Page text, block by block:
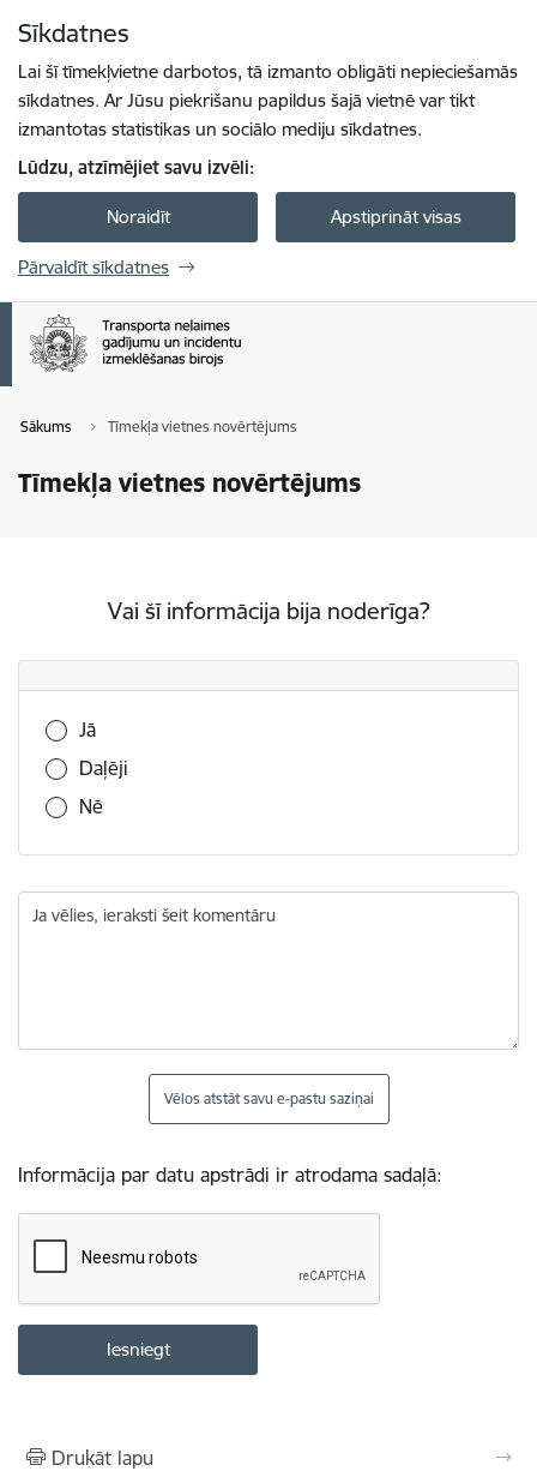
Sīkdatnes
Lai šī tīmekļvietne darbotos, tā izmanto obligāti nepieciešamās
sīkdatnes. Ar Jūsu piekrišanu papildus šajā vietnē var tikt
izmantotas statistikas un sociālo mediju sīkdatnes.
Lūdzu, atzīmējiet savu izvēli:
Noraidīt Apstiprināt visas
Pārvaldīt sīkdatnes
Sākums Tīmekļa vietnes novērtējums
Tīmekļa vietnes novērtējums
Vai šī informācija bija noderīga?
Vai šī informācija bija noderīga?
Jā
Daļēji
Nē
Ja vēlies, ieraksti šeit komentāru
Vēlos atstāt savu e-pastu saziņai
Informācija par datu apstrādi ir atrodama sadaļā:
Drukāt lapu